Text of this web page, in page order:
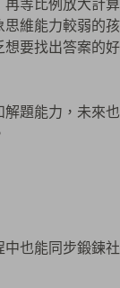
等比例放大計算
思維能力較弱的孩
想要找出答案的好
題能力，未來也
也能同步鍛鍊社